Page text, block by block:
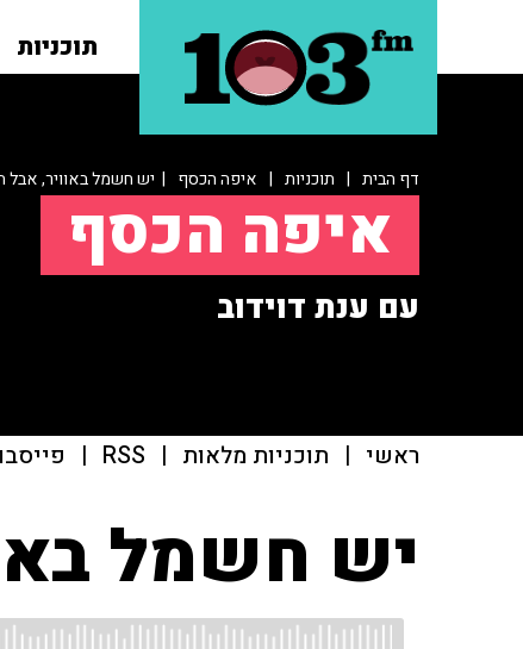
תוכניות
דף הבית | תוכניות | איפה הכסף | יש חשמל באוויר, אבל
איפה הכסף
עם ענת דוידוב
ראשי | תוכניות מלאות |
RSS
|
יש חשמל